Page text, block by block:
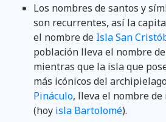
Los nombres de santos y
son recurrentes, así la
el nombre de Isla San
población lleva el nombre de
mientras que la isla que
más icónicos del
Pináculo, lleva el nombre de
(hoy isla Bartolomé).